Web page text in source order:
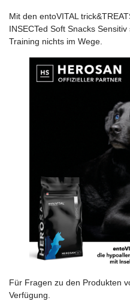
Mit den entoVITAL
INSECTed Soft Snacks
Training nichts im Wege.
Für Fragen zu den Produkten
Verfügung.